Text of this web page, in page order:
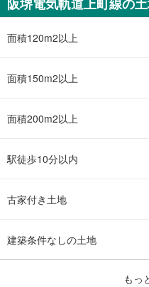
3SDK
面積120m2以上
面積150m2以上
面積200m2以上
駅徒歩10分以内
古家付き土地
建築条件なしの土地
もっ